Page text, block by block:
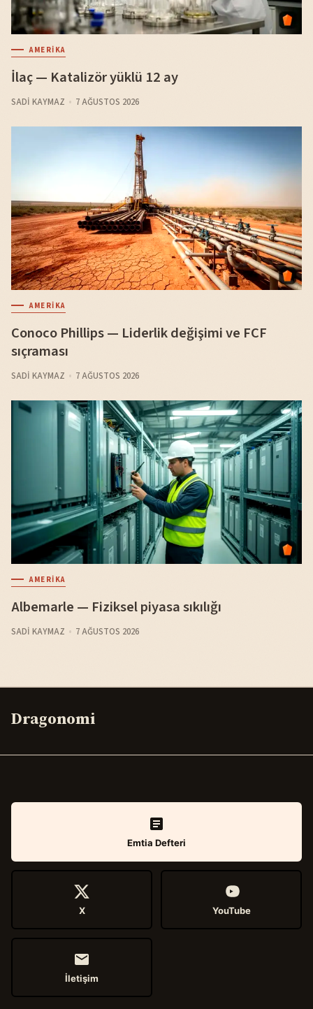
AMERIKA
İlaç — Katalizör yüklü 12 ay
SADI KAYMAZ 7 AĞUSTOS 2026
AMERIKA
Conoco Phillips — Liderlik değişimi ve FCF
sıçraması
SADI KAYMAZ 7 AĞUSTOS 2026
AMERIKA
Albemarle — Fiziksel piyasa sıkılığı
SADI KAYMAZ 7 AĞUSTOS 2026
Dragonomi
Emtia Defteri
X YouTube
İletişim